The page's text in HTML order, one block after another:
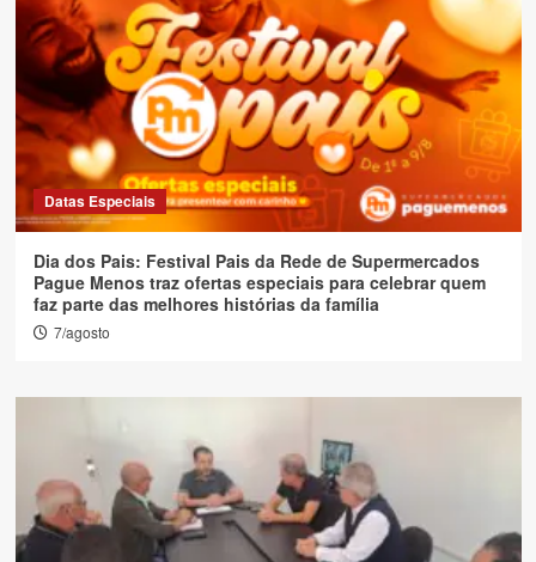
Datas Especiais
Dia dos Pais: Festival Pais da Rede de Supermercados
Pague Menos traz ofertas especiais para celebrar quem
faz parte das melhores histórias da família
7/agosto